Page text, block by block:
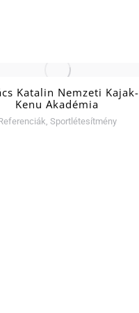
Katalin Nemzeti Kajak-
Kenu Akadémia
, Sportlétesítmény